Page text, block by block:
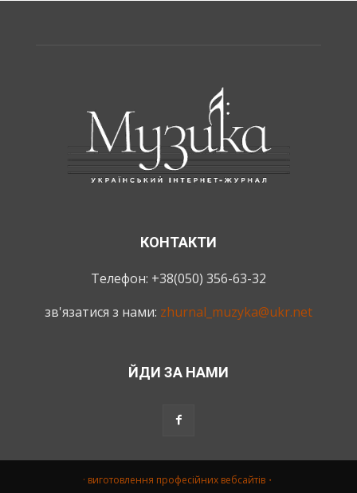
КОНТАКТИ
Телефон: +38(050) 356-63-32
зв'язатися з нами: zhurnal_muzyka@ukr.net
ЙДИ ЗА НАМИ
· виготовлення професійних вебсайтів・